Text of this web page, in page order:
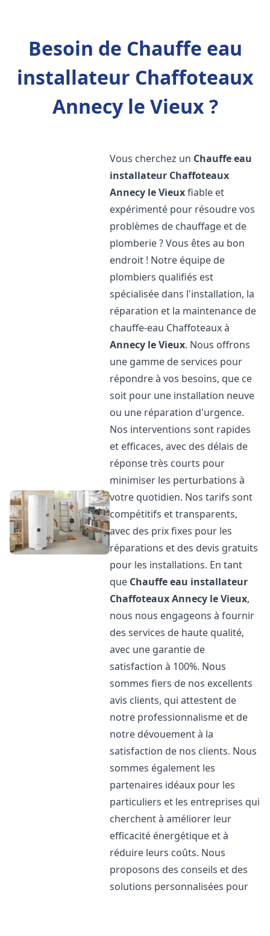
Besoin de Chauffe eau
installateur Chaffoteaux
Annecy le Vieux ?
Vous cherchez un Chauffe eau
installateur Chaffoteaux
Annecy le Vieuxfiable et
expérimenté pour résoudre vos
problèmes de chauffage et de
plomberie ? Vous êtes au bon
endroit ! Notre équipe de
plombiers qualifiés est
spécialisée dans l'installation, la
réparation et la maintenance de
chauffe-eau Chaffoteaux à
Annecy le Vieux. Nous offrons
une gamme de services pour
répondre à vos besoins, que ce
soit pour une installation neuve
ou une réparation d'urgence.
Nos interventions sont rapides
et efficaces, avec des délais de
réponse très courts pour
minimiser les perturbations à
votre quotidien. Nos tarifs sont
compétitifs et transparents,
avec des prix fixes pour les
réparations et des devis gratuits
pour les installations. En tant
que Chauffe eau installateur
ChaffoteauxAnnecy le Vieux,
nous nous engageons à fournir
des services de haute qualité,
avec une garantie de
satisfaction à 100%. Nous
sommes fiers de nos excellents
avis clients, qui attestent de
notre professionnalisme et de
notre dévouement à la
satisfaction de nos clients. Nous
sommes également les
partenaires idéaux pour les
particuliers et les entreprises qui
cherchent à améliorer leur
efficacité énergétique et à
réduire leurs coûts. Nous
proposons des conseils et des
solutions personnalisées pour